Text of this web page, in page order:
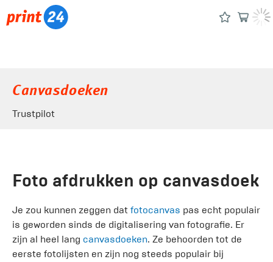
Canvasdoeken
Trustpilot
Foto afdrukken op canvasdoek
Je zou kunnen zeggen dat fotocanvas pas echt populair
is geworden sinds de digitalisering van fotografie. Er
zijn al heel lang canvasdoeken. Ze behoorden tot de
eerste fotolijsten en zijn nog steeds populair bij